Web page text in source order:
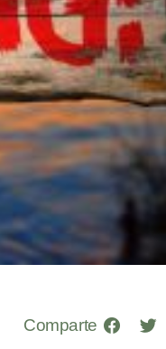
Comparte